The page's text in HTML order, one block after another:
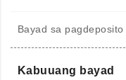
Bayad sa pagdeposito
Kabuuang bayad